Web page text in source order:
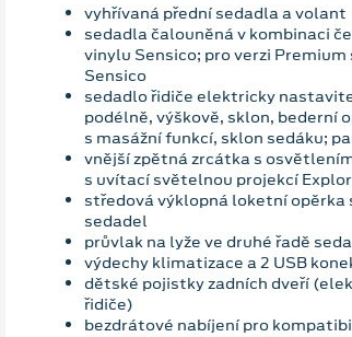
vyhřívaná přední sedadla a volant
sedadla čalouněná v kombinaci
vinylu Sensico; pro verzi
Sensico
sedadlo řidiče elektricky
podélně, výškově, sklon, bederní
s masážní funkcí, sklon sedáku;
vnější zpětná zrcátka s
s uvítací světelnou projekcí
středová výklopná loketní opěrka
sedadel
průvlak na lyže ve druhé řadě
výdechy klimatizace a 2 USB
dětské pojistky zadních dveří
řidiče)
bezdrátové nabíjení pro